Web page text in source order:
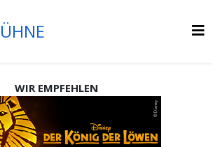
WIR EMPFEHLEN